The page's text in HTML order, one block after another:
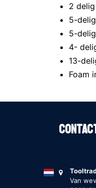
2
5-
5-
4-
13-
Foam
Van